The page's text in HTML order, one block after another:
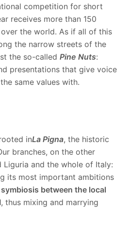
competition for short
receives more than 150
the world. As if all of this
the narrow streets of the
the so-called Pine Nuts:
presentations that give voice
same values with.
inLa Pigna, the historic
branches, on the other
Liguria and the whole of Italy:
its most important ambitions
symbiosis between the local
, thus mixing and marrying